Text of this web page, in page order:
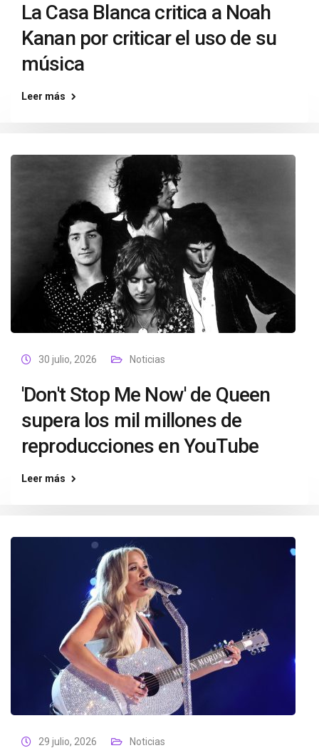
La Casa Blanca critica a Noah
Kanan por criticar el uso de su
música
Leer más
30 julio, 2026 Noticias
'Don't Stop Me Now' de Queen
supera los mil millones de
reproducciones en YouTube
Leer más
29 julio, 2026 Noticias